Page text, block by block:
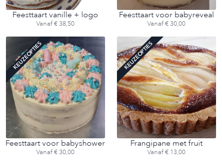
Feesttaart vanille + logo
Vanaf € 38,50
Feesttaart voor babyreveal
Vanaf € 30,00
KEUZEOPTIES
Feesttaart voor babyshower
Vanaf € 30,00
KEUZEOPTIES
Frangipane met fruit
Vanaf € 13,00